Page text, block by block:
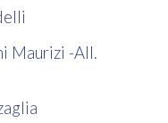
Maurizi -All.